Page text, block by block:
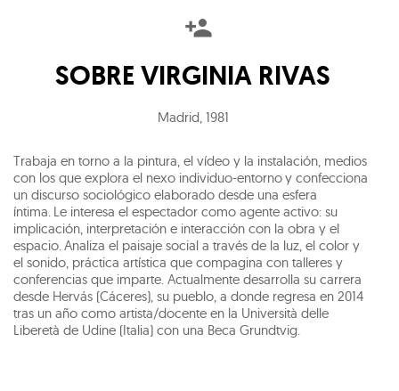
SOBRE VIRGINIA RIVAS
Madrid, 1981
Trabaja en torno a la pintura, el vídeo y la instalación, medios
con los que explora el nexo individuo-entorno y confecciona
un discurso sociológico elaborado desde una esfera
íntima. Le interesa el espectador como agente activo: su
implicación, interpretación e interacción con la obra y el
espacio. Analiza el paisaje social a través de la luz, el color y
el sonido, práctica artística que compagina con talleres y
conferencias que imparte. Actualmente desarrolla su carrera
desde Hervás (Cáceres), su pueblo, a donde regresa en 2014
tras un año como artista/docente en la Università delle
Liberetà de Udine (Italia) con una Beca Grundtvig.